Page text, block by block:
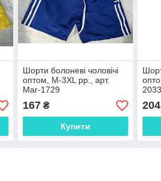
Шорти болоневі чоловічі
оптом, M-3XL рр., арт.
Mar-1729
167₴
Купити
204